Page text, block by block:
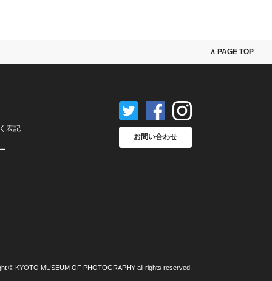
∧ PAGE TOP
表記
お問い合わせ
© KYOTO MUSEUM OF PHOTOGRAPHY all rights reserved.